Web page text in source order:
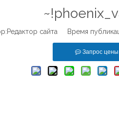
сайта Время
Запрос цены